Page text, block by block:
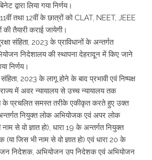
द्वारा लिया गया निर्णय।
तथा 12वीं के छात्रों को CLAT, NEET, JEEE
की तैयारी कराई जायेगी।
संहिता, 2023 के प्राविधानों के अन्तर्गत
निदेशालय की स्थापना देहरादून में किए जाने
निर्णय।
संहिता, 2023 के लागू होने के बाद प्रभावी एवं निष्पक्ष
में अवर न्यायालय से उच्च न्यायालय तक
के प्रचलित समस्त तरीके एकीकृत करते हुए उक्त
नियुक्त लोक अभियोजक एवं अपर लोक
से वो ज्ञात हो), धारा 19 के अन्तर्गत नियुक्त
जिस भी नाम से वो ज्ञात हो) एवं धारा 20 के
निदेशक, अभियोजन उप निदेशक एवं अभियोजन